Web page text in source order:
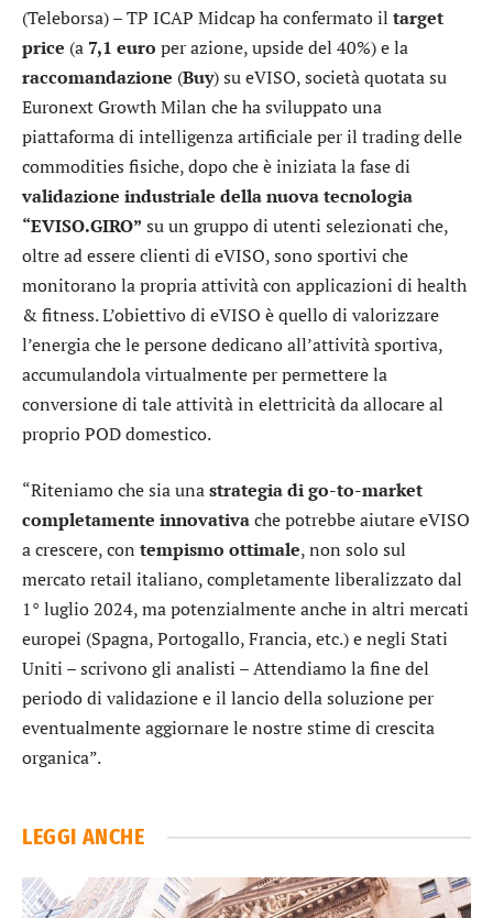
(Teleborsa) – TP ICAP Midcap ha confermato il target
price (a7,1 euro per azione, upside del 40%) e la
raccomandazione (Buy) sueVISO, società quotata su
Euronext Growth Milan che ha sviluppato una
piattaforma di intelligenza artificiale per il trading delle
commodities fisiche, dopo che è iniziata la fase di
validazione industriale della nuova tecnologia
“EVISO.GIRO” su un gruppo di utenti selezionati che,
oltre ad essere clienti di eVISO, sono sportivi che
monitorano la propria attività con applicazioni di health
& fitness. L’obiettivo di eVISO è quello di valorizzare
l’energia che le persone dedicano all’attività sportiva,
accumulandola virtualmente per permettere la
conversione di tale attività in elettricità da allocare al
proprio POD domestico.
“Riteniamo che sia unastrategia di go-to-market
completamente innovativache potrebbe aiutare eVISO
a crescere, con tempismo ottimale, non solo sul
mercato retail italiano, completamente liberalizzato dal
1° luglio 2024, ma potenzialmente anche in altri mercati
europei (Spagna, Portogallo, Francia, etc.) e negli Stati
Uniti – scrivono gli analisti – Attendiamo la fine del
periodo di validazione e il lancio della soluzione per
eventualmente aggiornare le nostre stime di crescita
organica”.
LEGGI ANCHE